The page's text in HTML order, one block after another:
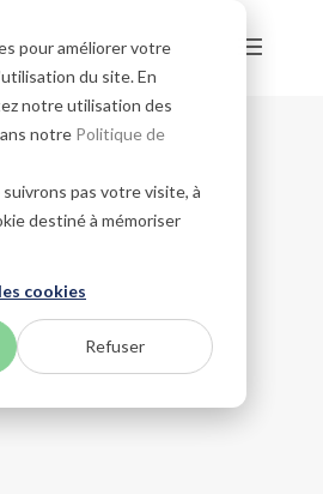
pour améliorer votre
du site. En
notre utilisation des
notre Politique de
pas votre visite, à
destiné à mémoriser
cookies
Refuser